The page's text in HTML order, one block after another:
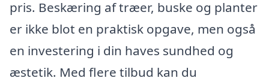
pris. Beskæring af træer, buske og planter
er ikke blot en praktisk opgave, men også
en investering i din haves sundhed og
æstetik. Med flere tilbud kan du